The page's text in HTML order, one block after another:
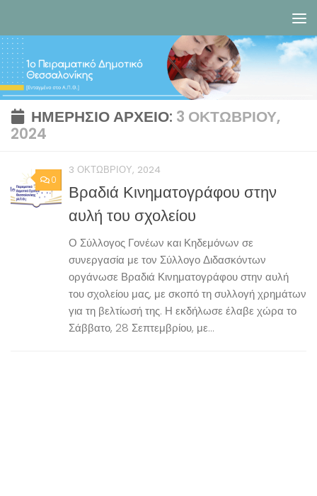
ΗΜΕΡΉΣΙΟ ΑΡΧΕΊΟ: 3 ΟΚΤΩΒΡΊΟΥ,
2024
0
3 ΟΚΤΩΒΡΊΟΥ, 2024
Βραδιά Κινηματογράφου στην
αυλή του σχολείου
Ο Σύλλογος Γονέων και Κηδεμόνων σε
συνεργασία με τον Σύλλογο Διδασκόντων
οργάνωσε Βραδιά Κινηματογράφου στην αυλή
του σχολείου μας, με σκοπό τη συλλογή χρημάτων
για τη βελτίωσή της. Η εκδήλωσε έλαβε χώρα το
Σάββατο, 28 Σεπτεμβρίου, με...